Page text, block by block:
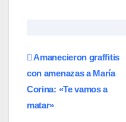
Navegación
de
entradas
Amanecieron graffitis
con amenazas a María
Corina: «Te vamos a
matar»